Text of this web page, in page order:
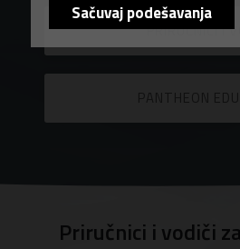
PRIRUČNICI I
Priručnici i vodiči
Sačuvaj podešavanja